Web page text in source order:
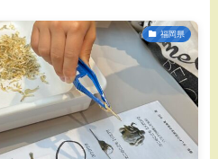
福岡県